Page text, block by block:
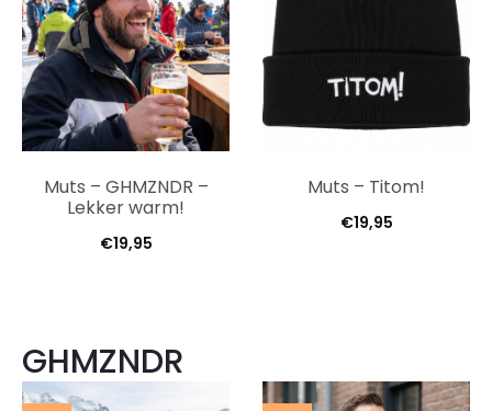
Muts – GHMZNDR –
Lekker warm!
€19,95
Muts – Titom!
€19,95
GHMZNDR